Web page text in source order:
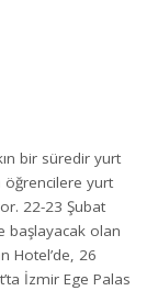
bir süredir yurt
öğrencilere yurt
22-23 Şubat
başlayacak olan
Hotel’de, 26
İzmir Ege Palas